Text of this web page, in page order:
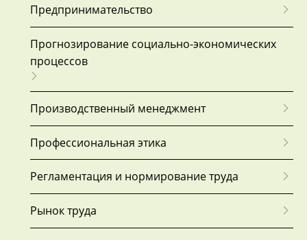
Предпринимательство
Прогнозирование социально-экономических
процессов
Производственный менеджмент
Профессиональная этика
Регламентация и нормирование труда
Рынок труда